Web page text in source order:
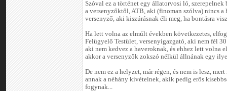
Szóval ez a történet egy állatorvosi ló,
a versenyzőktől, ATB, aki (finoman szólva) nincs a
versenyző, aki kiszúrásnak éli meg, ha bontásra
Ha lett volna az elmúlt években következetes,
Felügyelő Testület, versenyigazgató, aki nem fél
aki nem kedvez a haveroknak, és ehhez lett volna
akkor a versenyzők zokszó nélkül állnának egy
De nem ez a helyzet, már régen, és nem is lesz,
annak a néhány kivételnek, akik pedig erős
fogynak...